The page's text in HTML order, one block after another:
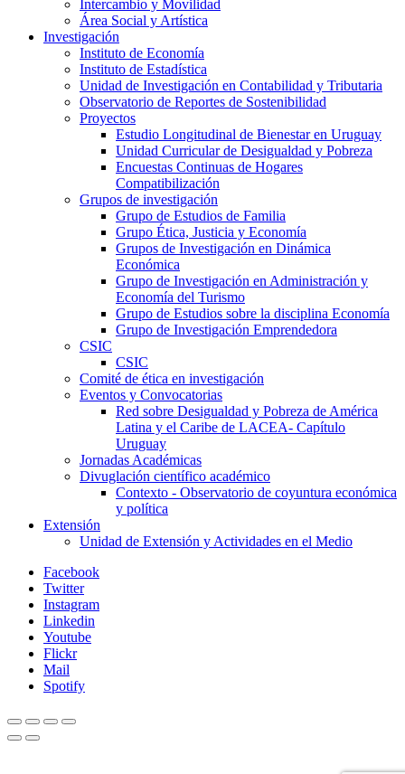
Intercambio y Movilidad
Área Social y Artística
Investigación
Instituto de Economía
Instituto de Estadística
Unidad de Investigación en Contabilidad y Tributaria
Observatorio de Reportes de Sostenibilidad
Proyectos
Estudio Longitudinal de Bienestar en Uruguay
Unidad Curricular de Desigualdad y Pobreza
Encuestas Continuas de Hogares
Compatibilización
Grupos de investigación
Grupo de Estudios de Familia
Grupo Ética, Justicia y Economía
Grupos de Investigación en Dinámica
Económica
Grupo de Investigación en Administración y
Economía del Turismo
Grupo de Estudios sobre la disciplina Economía
Grupo de Investigación Emprendedora
CSIC
CSIC
Comité de ética en investigación
Eventos y Convocatorias
Red sobre Desigualdad y Pobreza de América
Latina y el Caribe de LACEA- Capítulo
Uruguay
Jornadas Académicas
Divuglación científico académico
Contexto - Observatorio de coyuntura económica
y política
Extensión
Unidad de Extensión y Actividades en el Medio
Facebook
Twitter
Instagram
Linkedin
Youtube
Flickr
Mail
Spotify